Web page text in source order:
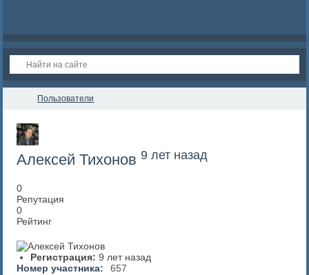
Пользователи
Алексей Тихонов 9 лет назад
0
Репутация
0
Рейтинг
Регистрация: 9 лет назад
Номер участника:
657